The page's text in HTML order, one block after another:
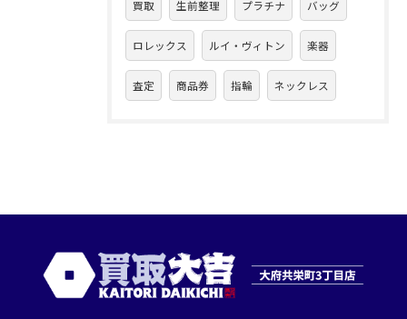
買取 生前整理 プラチナ バッグ
ロレックス ルイ・ヴィトン 楽器
査定 商品券 指輪 ネックレス